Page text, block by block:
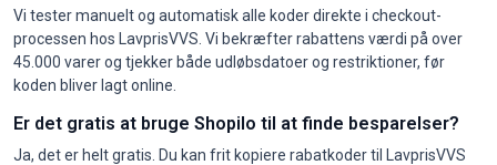
Vi tester manuelt og automatisk alle koder direkte i checkout-
processen hos LavprisVVS. Vi bekræfter rabattens værdi på over
45.000 varer og tjekker både udløbsdatoer og restriktioner, før
koden bliver lagt online.
Er det gratis at bruge Shopilo til at finde besparelser?
Ja, det er helt gratis. Du kan frit kopiere rabatkoder til LavprisVVS